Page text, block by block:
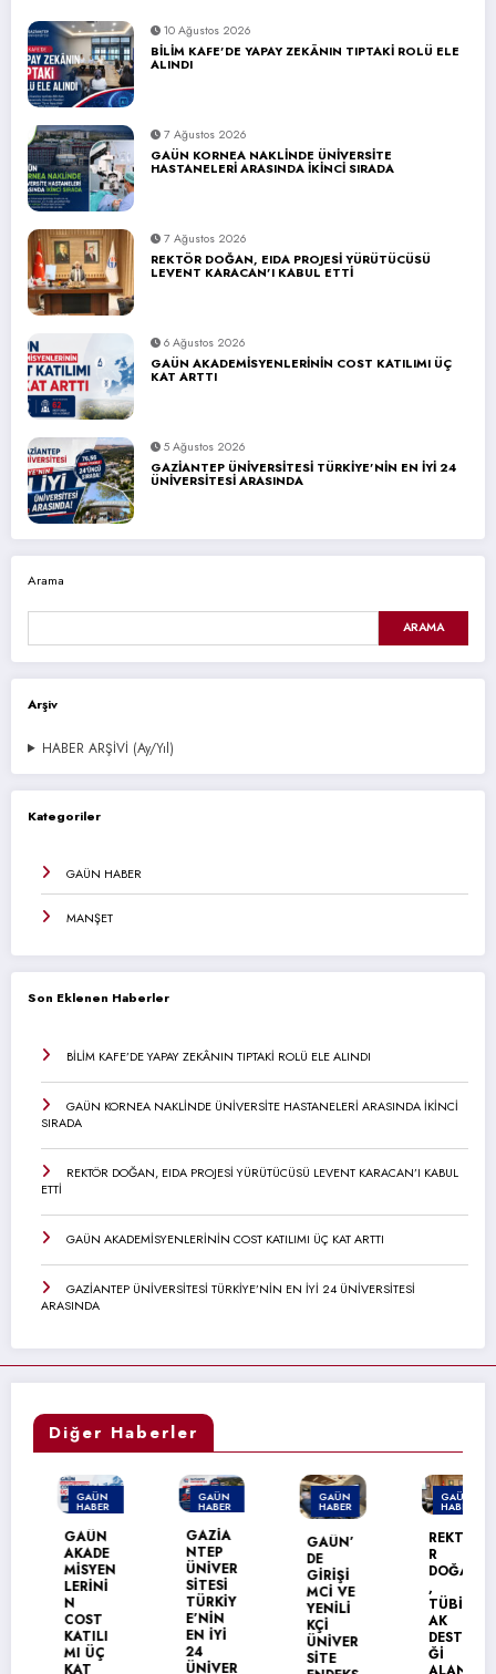
10 Ağustos 2026
BİLİM KAFE’DE YAPAY ZEKÂNIN TIPTAKİ ROLÜ ELE
ALINDI
7 Ağustos 2026
GAÜN KORNEA NAKLİNDE ÜNİVERSİTE
HASTANELERİ ARASINDA İKİNCİ SIRADA
7 Ağustos 2026
REKTÖR DOĞAN, EIDA PROJESİ YÜRÜTÜCÜSÜ
LEVENT KARACAN’I KABUL ETTİ
6 Ağustos 2026
GAÜN AKADEMİSYENLERİNİN COST KATILIMI ÜÇ
KAT ARTTI
5 Ağustos 2026
GAZİANTEP ÜNİVERSİTESİ TÜRKİYE’NİN EN İYİ 24
ÜNİVERSİTESİ ARASINDA
Arama
ARAMA
Arşiv
HABER ARŞİVİ (Ay/Yıl)
Kategoriler
GAÜN HABER
MANŞET
Son Eklenen Haberler
BİLİM KAFE’DE YAPAY ZEKÂNIN TIPTAKİ ROLÜ ELE ALINDI
GAÜN KORNEA NAKLİNDE ÜNİVERSİTE HASTANELERİ ARASINDA İKİNCİ
SIRADA
REKTÖR DOĞAN, EIDA PROJESİ YÜRÜTÜCÜSÜ LEVENT KARACAN’I KABUL
ETTİ
GAÜN AKADEMİSYENLERİNİN COST KATILIMI ÜÇ KAT ARTTI
GAZİANTEP ÜNİVERSİTESİ TÜRKİYE’NİN EN İYİ 24 ÜNİVERSİTESİ
ARASINDA
Diğer Haberler
GAÜN
HABER
MANŞET
GAÜN
AKADE
MİSYEN
LERİNİ
COST
KATILI
MI ÜÇ
KAT
GAÜN
HABER
MANŞET
GAZİA
NTEP
ÜNİVER
SİTESİ
TÜRKİY
E’NİN
EN İYİ
ÜNİVER
GAÜN
HABER
GAÜN’
GİRİŞİ
MCİ VE
YENİLİ
ÜNİVER
SİTE
GAÜN
HABER
REKTÖ
DOĞAN
TÜBİT
DESTE